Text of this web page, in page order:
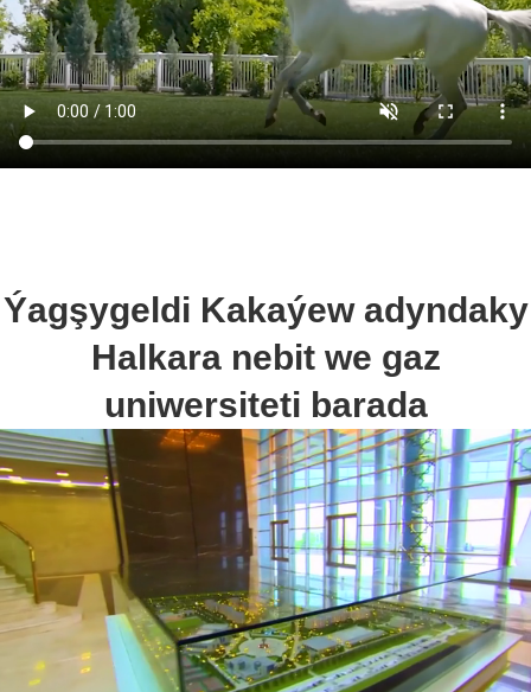
Ýagşygeldi Kakaýew adyndaky
Halkara nebit we gaz
uniwersiteti barada